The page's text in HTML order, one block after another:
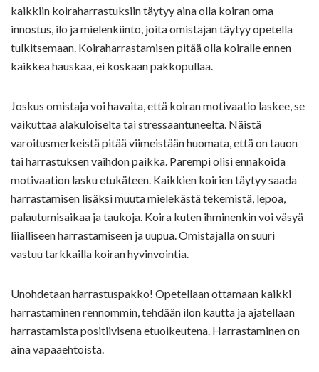
kaikkiin koiraharrastuksiin täytyy aina olla koiran oma
innostus, ilo ja mielenkiinto, joita omistajan täytyy opetella
tulkitsemaan. Koiraharrastamisen pitää olla koiralle ennen
kaikkea hauskaa, ei koskaan pakkopullaa.
Joskus omistaja voi havaita, että koiran motivaatio laskee, se
vaikuttaa alakuloiselta tai stressaantuneelta. Näistä
varoitusmerkeistä pitää viimeistään huomata, että on tauon
tai harrastuksen vaihdon paikka. Parempi olisi ennakoida
motivaation lasku etukäteen. Kaikkien koirien täytyy saada
harrastamisen lisäksi muuta mielekästä tekemistä, lepoa,
palautumisaikaa ja taukoja. Koira kuten ihminenkin voi väsyä
liialliseen harrastamiseen ja uupua. Omistajalla on suuri
vastuu tarkkailla koiran hyvinvointia.
Unohdetaan harrastuspakko! Opetellaan ottamaan kaikki
harrastaminen rennommin, tehdään ilon kautta ja ajatellaan
harrastamista positiivisena etuoikeutena. Harrastaminen on
aina vapaaehtoista.